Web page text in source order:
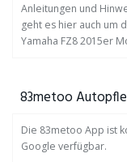
Anleitungen und
geht es hier auch um
Yamaha FZ8 2015er
83metoo
Die 83metoo App ist
Google verfügbar.